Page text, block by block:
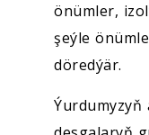
önümler,
şeýle
döredýär.